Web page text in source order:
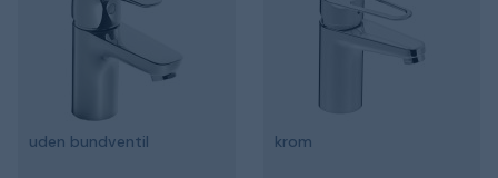
uden bundventil krom